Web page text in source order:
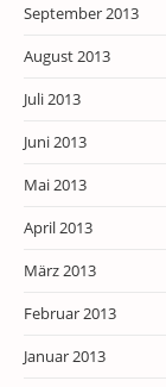
September 2013
August 2013
Juli 2013
Juni 2013
Mai 2013
April 2013
März 2013
Februar 2013
Januar 2013